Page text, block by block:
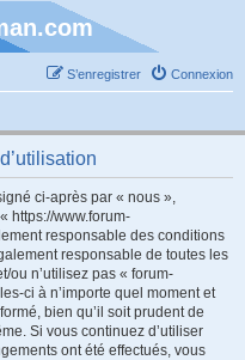
Connexion
S’enregistrer
ci-après par « nous »,
https://www.forum-
responsable des conditions
responsable de toutes les
ou n’utilisez pas « forum-
ci à n’importe quel moment et
bien qu’il soit prudent de
Si vous continuez d’utiliser
ont été effectués, vous